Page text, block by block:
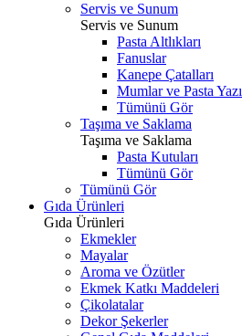
Servis ve Sunum
Servis ve Sunum
Pasta Altlıkları
Fanuslar
Kanepe Çatalları
Mumlar ve Pasta
Tümünü Gör
Taşıma ve Saklama
Taşıma ve Saklama
Pasta Kutuları
Tümünü Gör
Tümünü Gör
Gıda Ürünleri
Gıda Ürünleri
Ekmekler
Mayalar
Aroma ve Özütler
Ekmek Katkı Maddeleri
Çikolatalar
Dekor Şekerler